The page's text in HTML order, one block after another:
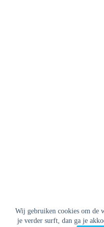
Wij gebruiken cookies om de
je verder surft, dan ga je